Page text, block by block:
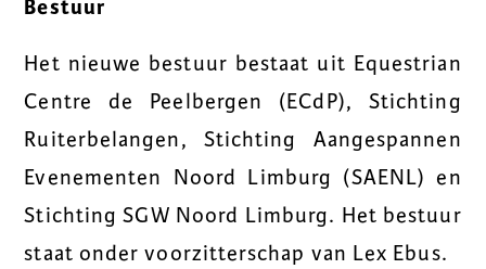
Bestuur
Het nieuwe bestuur bestaat uit Equestrian
Centre de Peelbergen (ECdP), Stichting
Ruiterbelangen, Stichting Aangespannen
Evenementen Noord Limburg (SAENL) en
Stichting SGW Noord Limburg. Het bestuur
staat onder voorzitterschap van Lex Ebus.